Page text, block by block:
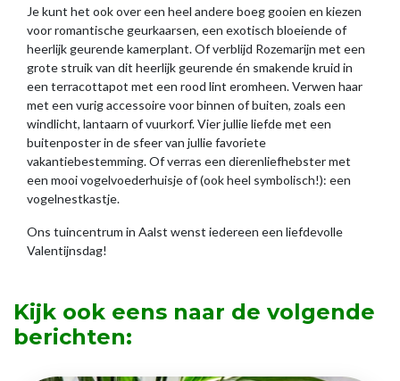
Je kunt het ook over een heel andere boeg gooien en kiezen
voor romantische geurkaarsen, een exotisch bloeiende of
heerlijk geurende kamerplant. Of verblijd Rozemarijn met een
grote struik van dit heerlijk geurende én smakende kruid in
een terracottapot met een rood lint eromheen. Verwen haar
met een vurig accessoire voor binnen of buiten, zoals een
windlicht, lantaarn of vuurkorf. Vier jullie liefde met een
buitenposter in de sfeer van jullie favoriete
vakantiebestemming. Of verras een dierenliefhebster met
een mooi vogelvoederhuisje of (ook heel symbolisch!): een
vogelnestkastje.
Ons tuincentrum in Aalst wenst iedereen een liefdevolle
Valentijnsdag!
Kijk ook eens naar de volgende
berichten: